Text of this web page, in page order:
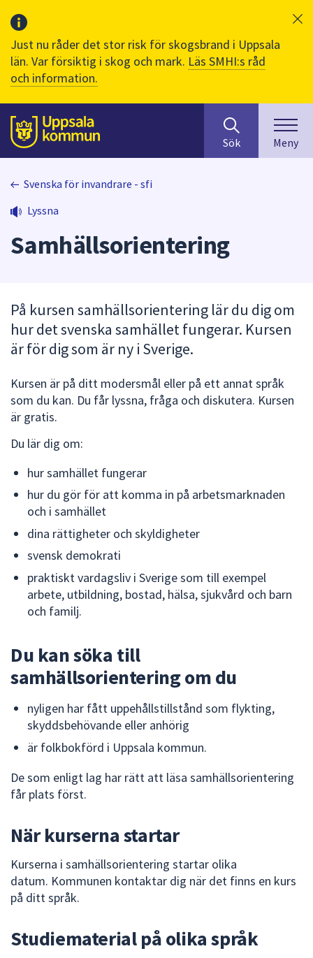
Just nu råder det stor risk för skogsbrand i Uppsala
län. Var försiktig i skog och mark. Läs SMHI:s råd
och information.
Till sidans
huvudinnehåll
efter
innehåll
på
skriva
sökförslag
att
fältet.
Använd
sökförslagen
välja
något
Sök Meny
Svenska för invandrare - sfi
Lyssna
Samhällsorientering
På kursen samhällsorientering lär du dig om
hur det svenska samhället fungerar. Kursen
är för dig som är ny i Sverige.
Kursen är på ditt modersmål eller på ett annat språk
som du kan. Du får lyssna, fråga och diskutera. Kursen
är gratis.
Du lär dig om:
hur samhället fungerar
hur du gör för att komma in på arbetsmarknaden
och i samhället
dina rättigheter och skyldigheter
svensk demokrati
praktiskt vardagsliv i Sverige som till exempel
arbete, utbildning, bostad, hälsa, sjukvård och barn
och familj.
Du kan söka till
samhällsorientering om du
nyligen har fått uppehållstillstånd som flykting,
skyddsbehövande eller anhörig
är folkbokförd i Uppsala kommun.
De som enligt lag har rätt att läsa samhällsorientering
får plats först.
När kurserna startar
Kurserna i samhällsorientering startar olika
datum. Kommunen kontaktar dig när det finns en kurs
på ditt språk.
Studiematerial på olika språk